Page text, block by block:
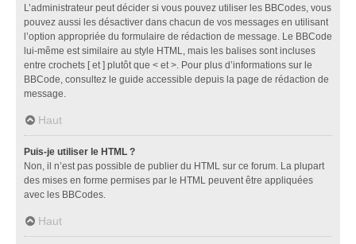
L’administrateur peut décider si vous pouvez utiliser les BBCodes, vous
pouvez aussi les désactiver dans chacun de vos messages en utilisant
l’option appropriée du formulaire de rédaction de message. Le BBCode
lui-même est similaire au style HTML, mais les balises sont incluses
entre crochets [ et ] plutôt que < et >. Pour plus d’informations sur le
BBCode, consultez le guide accessible depuis la page de rédaction de
message.
Haut
Puis-je utiliser le HTML ?
Non, il n’est pas possible de publier du HTML sur ce forum. La plupart
des mises en forme permises par le HTML peuvent être appliquées
avec les BBCodes.
Haut